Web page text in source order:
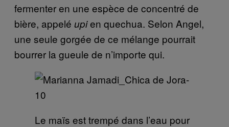
fermenter en une espèce de concentré de
bière, appelé upien quechua. Selon Angel,
une seule gorgée de ce mélange pourrait
bourrer la gueule de n’importe qui.
Le maïs est trempé dans l’eau pour